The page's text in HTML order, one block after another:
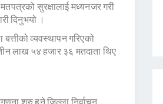
सुरक्षालाई मध्यनजर गरी
दिनुभयो ।
व्यवस्थापन गरिएको
लाख ५४ हजार ३६ मतदाता थिए
शुरु हुने जिल्ला निर्वाचन